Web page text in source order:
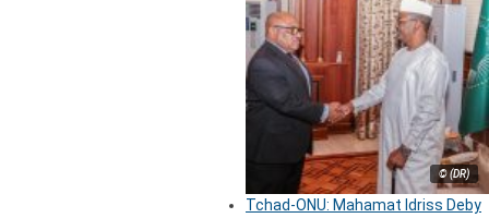
© (DR)
Tchad-ONU: Mahamat Idriss Deby